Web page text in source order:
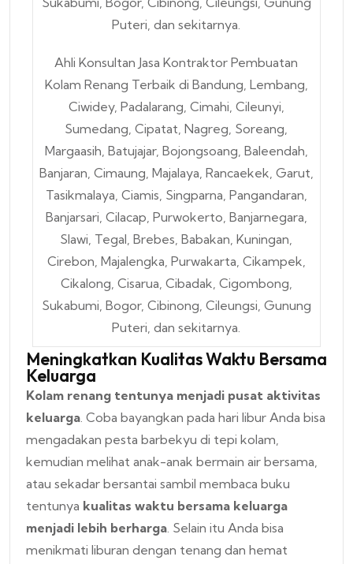
Ahli Konsultan Jasa Kontraktor Pembuatan
Kolam Renang Terbaik di Bandung, Lembang,
Ciwidey, Padalarang, Cimahi, Cileunyi,
Sumedang, Cipatat, Nagreg, Soreang,
Margaasih, Batujajar, Bojongsoang, Baleendah,
Banjaran, Cimaung, Majalaya, Rancaekek, Garut,
Tasikmalaya, Ciamis, Singparna, Pangandaran,
Banjarsari, Cilacap, Purwokerto, Banjarnegara,
Slawi, Tegal, Brebes, Babakan, Kuningan,
Cirebon, Majalengka, Purwakarta, Cikampek,
Cikalong, Cisarua, Cibadak, Cigombong,
Sukabumi, Bogor, Cibinong, Cileungsi, Gunung
Puteri, dan sekitarnya.
Meningkatkan Kualitas Waktu Bersama
Keluarga
Kolam renang tentunya menjadi pusat aktivitas
keluarga . Coba bayangkan pada hari libur Anda bisa
mengadakan pesta barbekyu di tepi kolam,
kemudian melihat anak-anak bermain air bersama,
atau sekadar bersantai sambil membaca buku
tentunya kualitas waktu bersama keluarga
menjadi lebih berharga . Selain itu Anda bisa
menikmati liburan dengan tenang dan hemat